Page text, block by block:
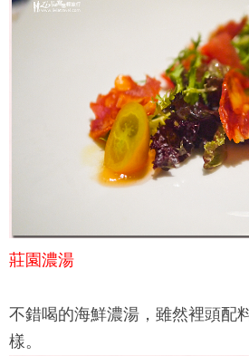
莊園濃湯
不錯喝的海鮮濃湯，雖然裡頭配
樣。